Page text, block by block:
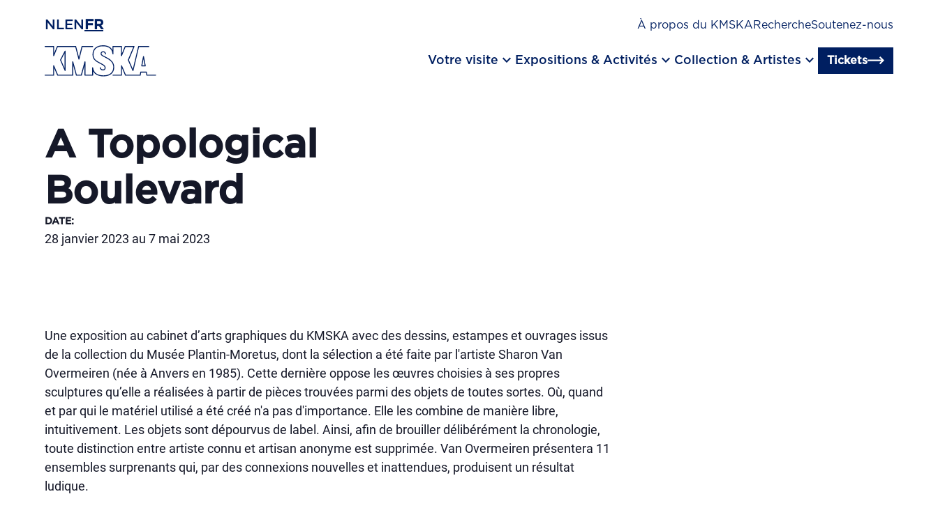
NL EN FR À propos du KMSKARechercheSoutenez-nous
Votre visite keyboard_arrow_down Expositions & Activités keyboard_arrow_down Collection & Artistes keyboard_arrow_down Tickets
A Topological
Boulevard
DATE:
28 janvier 2023 au 7 mai 2023
Une exposition au cabinet d’arts graphiques du KMSKA avec des dessins, estampes et ouvrages issus
de la collection du Musée Plantin-Moretus, dont la sélection a été faite par l'artiste Sharon Van
Overmeiren (née à Anvers en 1985). Cette dernière oppose les œuvres choisies à ses propres
sculptures qu’elle a réalisées à partir de pièces trouvées parmi des objets de toutes sortes. Où, quand
et par qui le matériel utilisé a été créé n'a pas d'importance. Elle les combine de manière libre,
intuitivement. Les objets sont dépourvus de label. Ainsi, afin de brouiller délibérément la chronologie,
toute distinction entre artiste connu et artisan anonyme est supprimée. Van Overmeiren présentera 11
ensembles surprenants qui, par des connexions nouvelles et inattendues, produisent un résultat
ludique.